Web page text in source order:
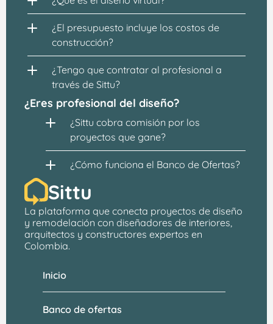
¿El presupuesto incluye los costos de
construcción?
¿Tengo que contratar al profesional a
través de Sittu?
¿Eres profesional del diseño?
¿Sittu cobra comisión por los
proyectos que gane?
¿Cómo funciona el Banco de Ofertas?
Sittu
La plataforma que conecta proyectos de diseño
y remodelación con diseñadores de interiores,
arquitectos y constructores expertos en
Colombia.
Banco de ofertas
Inicio